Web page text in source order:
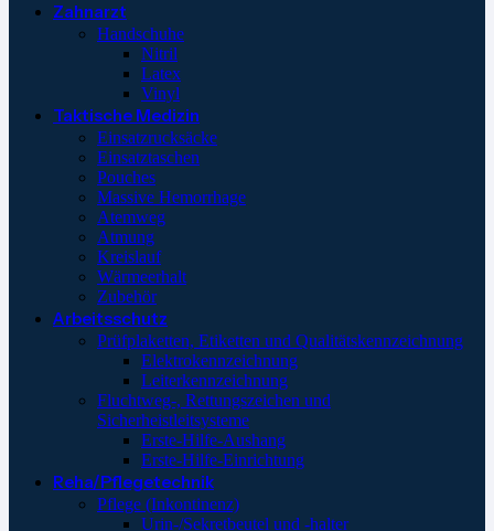
Zahnarzt
Handschuhe
Nitril
Latex
Vinyl
Taktische Medizin
Einsatzrucksäcke
Einsatztaschen
Pouches
Massive Hemorrhage
Atemweg
Atmung
Kreislauf
Wärmeerhalt
Zubehör
Arbeitsschutz
Prüfplaketten, Etiketten und Qualitätskennzeichnung
Elektrokennzeichnung
Leiterkennzeichnung
Fluchtweg-, Rettungszeichen und
Sicherheistleitsysteme
Erste-Hilfe-Aushang
Erste-Hilfe-Einrichtung
Reha/Pflegetechnik
Pflege (Inkontinenz)
Urin-/Sekretbeutel und -halter